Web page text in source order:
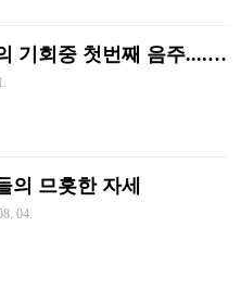
일주일 두번의 기회중 첫번째 음주....오늘도 혼술이네요
의 므흣한 자세
04.